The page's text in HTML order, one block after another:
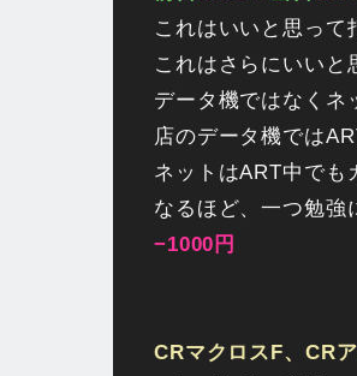
これはいいと思って
これはさらにいいと
データ機ではなくネ
店のデータ機では
ネットはART中でも
なるほど、一つ勉強
−1000円
CRマクロスF、CR